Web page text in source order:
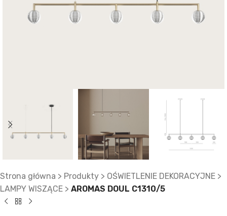
Strona główna > Produkty > OŚWIETLENIE DEKORACYJNE >
LAMPY WISZĄCE > AROMAS DOUL C1310/5